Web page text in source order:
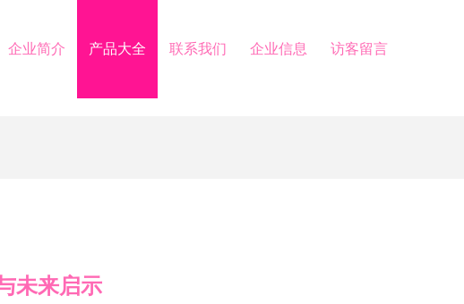
企业简介 产品大全 联系我们 企业信息 访客留言
未来启示